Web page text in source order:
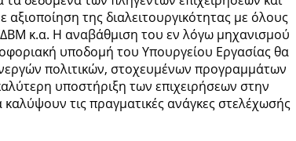
της διαλειτουργικότητας με όλους
κ.α. Η αναβάθμιση του εν λόγω μηχανισμού
υποδομή του Υπουργείου Εργασίας θα
πολιτικών, στοχευμένων προγραμμάτων
υποστήριξη των επιχειρήσεων στην
τις πραγματικές ανάγκες στελέχωσής